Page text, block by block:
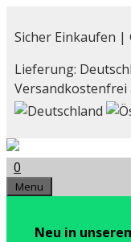
Inhalt
Sicher Einkaufen |
Lieferung:
0
Menu
Neu in